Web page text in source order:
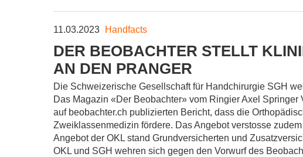
11.03.2023 Handfacts
DER BEOBACHTER STELLT
AN DEN PRANGER
Die Schweizerische Gesellschaft für Handchirurgie SGH
Das Magazin «Der Beobachter» vom Ringier Axel
auf beobachter.ch publizierten Bericht, dass die
Zweiklassenmedizin fördere. Das Angebot verstosse
Angebot der OKL stand Grundversicherten und
OKL und SGH wehren sich gegen den Vorwurf des